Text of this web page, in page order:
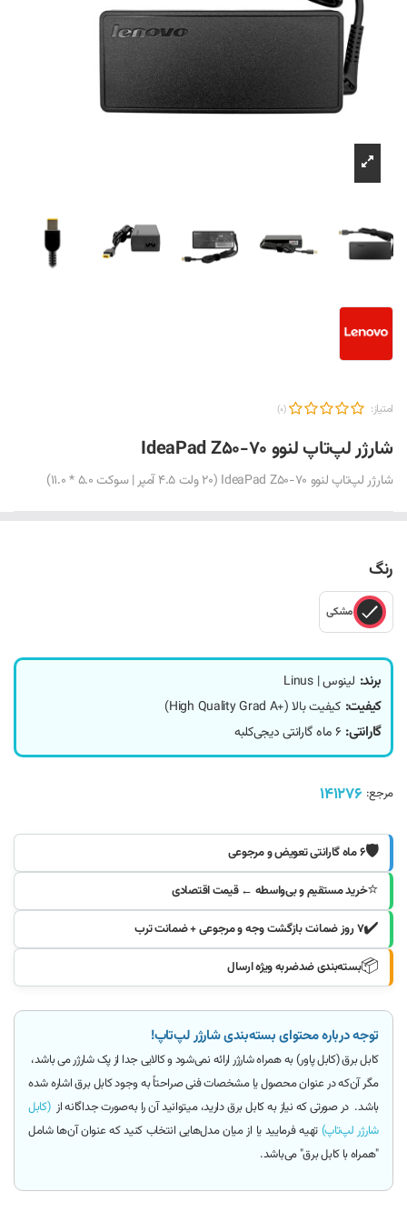
شارژر لپ‌تاپ لنوو IdeaPad Z50-70
شارژر لپ‌تاپ لنوو IdeaPad Z50-70 (20 ولت 4.5 آمپر | سوکت 5.0 * 11.0)
امتیاز: (0)
رنگ
مشکی
برند: لینوس | Linus
کیفیت: کیفیت بالا (+High Quality Grad A)
گارانتی: 6 ماه گارانتی دیجی‌کلبه
مرجع: 141276
🛡️۶ ماه گارانتی تعویض و مرجوعی
⭐خرید مستقیم و بی‌واسطه ← قیمت اقتصادی
✔️۷ روز ضمانت بازگشت وجه و مرجوعی + ضمانت ترب
📦بسته‌بندی ضدضربه ویژه ارسال
توجه درباره محتوای بسته‌بندی شارژر لپ‌تاپ!
کابل برق (کابل پاور)به همراه شارژر ارائه نمی‌شود و کالایی جدا از پک شارژر می باشد،
مگر آن‌کهدر عنوان محصول یا مشخصات فنی صراحتاً به وجود کابل برق اشاره شده
باشد. در صورتی که نیاز به کابل برق دارید، میتوانید آن را به‌صورت جداگانه از (کابل
شارژر لپ‌تاپ) تهیه فرمایید یا از میان مدل‌هایی انتخاب کنید که عنوان آن‌ها شامل
"همراه با کابل برق"می‌باشد.